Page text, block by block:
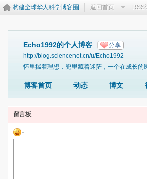
构建全球华人科学博客圈 返回首页 RSS
Echo1992的个人博客 分享
http://blog.sciencenet.cn/u/Echo1992
怀里揣着理想，兜里藏着迷茫，一个在成长的
博客首页 动态 博文
留言板